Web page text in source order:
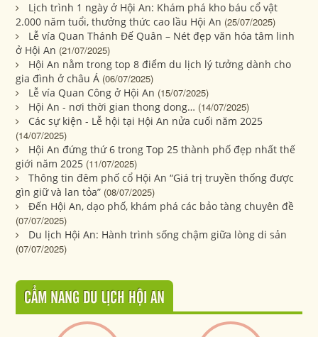
Lịch trình 1 ngày ở Hội An: Khám phá kho báu cổ vật
2.000 năm tuổi, thưởng thức cao lầu Hội An (25/07/2025)
Lễ vía Quan Thánh Đế Quân – Nét đẹp văn hóa tâm linh
ở Hội An (21/07/2025)
Hội An nằm trong top 8 điểm du lịch lý tưởng dành cho
gia đình ở châu Á (06/07/2025)
Lễ vía Quan Công ở Hội An (15/07/2025)
Hội An - nơi thời gian thong dong… (14/07/2025)
Các sự kiện - Lễ hội tại Hội An nửa cuối năm 2025
(14/07/2025)
Hội An đứng thứ 6 trong Top 25 thành phố đẹp nhất thế
giới năm 2025 (11/07/2025)
Thông tin đêm phố cổ Hội An “Giá trị truyền thống được
gìn giữ và lan tỏa” (08/07/2025)
Đến Hội An, dạo phố, khám phá các bảo tàng chuyên đề
(07/07/2025)
Du lịch Hội An: Hành trình sống chậm giữa lòng di sản
(07/07/2025)
CẨM NANG DU LỊCH HỘI AN